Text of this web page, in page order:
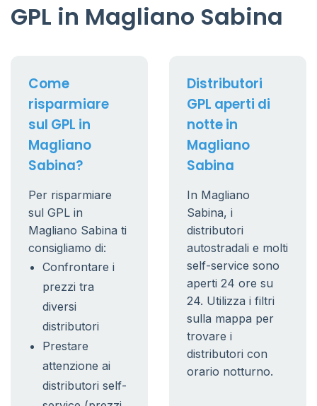
GPL in Magliano Sabina
Come
risparmiare
sul GPL in
Magliano
Sabina?
Per risparmiare
sul GPL in
Magliano Sabina ti
consigliamo di:
Confrontare i
prezzi tra
diversi
distributori
Prestare
attenzione ai
distributori self-
Distributori
GPL aperti di
notte in
Magliano
Sabina
In Magliano
Sabina, i
distributori
autostradali e molti
self-service sono
aperti 24 ore su
24. Utilizza i filtri
sulla mappa per
trovare i
distributori con
orario notturno.